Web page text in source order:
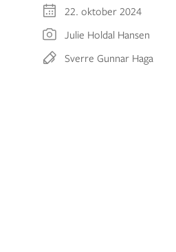
22. oktober 2024
Julie Holdal Hansen
Sverre Gunnar Haga